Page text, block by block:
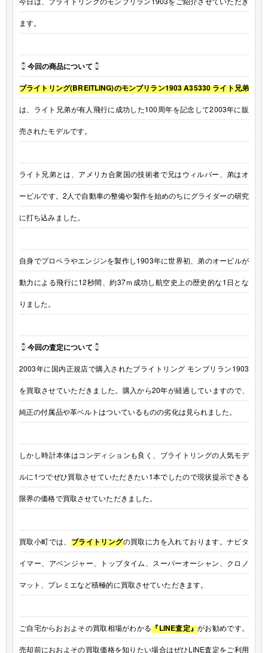
ます。
今回の商品について
ブライトリング(BREITLING)のモンブリラン1903 A35330 ライト兄弟
は、ライト兄弟が有人飛行に成功した100周年を記念して2003年に販
売されたモデルです。
ライト兄弟とは、アメリカ合衆国の技術者で兄はウィルバー、弟はオ
ービルです。2人で自動車の整備や製作を始めのちにグライダーの研究
に打ち込みました。
自身でプロペラやエンジンを製作し1903年に世界初、弟のオービルが
動力による飛行に12秒間、約37ｍ成功し航空史上の歴史的な1日とな
りました。
今回の査定について
2003年に国内正規店で購入されたブライトリング モンブリラン1903
を買取させていただきました。購入から20年が経過していますので、
純正の付属品や革ベルトはついているものの劣化は見られました。
しかし時計本体はコンディションも良く、ブライトリングの人気モデ
ルに1つでぜひ買取させていただきたい1本でしたので現状提示できる
限界の価格で買取させていただきました。
買取小町では、 ブライトリングの買取に力を入れております。ナビタ
イマー、アベンジャー、トップタイム、スーパーオーシャン、クロノ
マット、プレミエなど積極的に買取させていただきます。
ご自宅からおおよその買取相場がわかる『LINE査定』がお勧めです。
売却前におおよその買取価格を知りたい場合はぜひLINE査定をご利用